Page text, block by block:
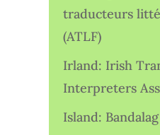
traducteurs
(ATLF)
Irland: Irish
Interpreters
Island: